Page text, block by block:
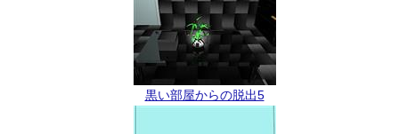
黒い部屋からの脱出5